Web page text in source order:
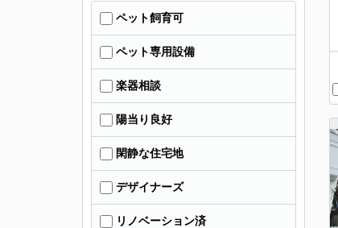
ペット飼育可
ペット専用設備
楽器相談
陽当り良好
閑静な住宅地
デザイナーズ
リノベーション済